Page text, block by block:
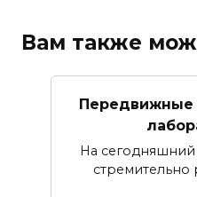
Вам также
Передвижные
На